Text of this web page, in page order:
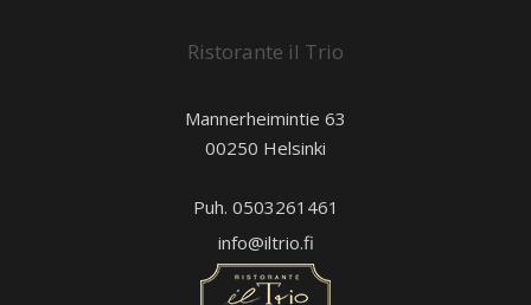
Ristorante il Trio
Mannerheimintie 63
00250 Helsinki
Puh. 0503261461
info@iltrio.fi